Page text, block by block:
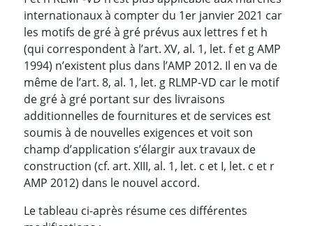
internationaux à compter du 1er janvier 2021 car
les motifs de gré à gré prévus aux lettres f et h
(qui correspondent à l’art. XV, al. 1, let. f et g AMP
1994) n’existent plus dans l’AMP 2012. Il en va de
même de l’art. 8, al. 1, let. g RLMP-VD car le motif
de gré à gré portant sur des livraisons
additionnelles de fournitures et de services est
soumis à de nouvelles exigences et voit son
champ d’application s’élargir aux travaux de
construction (cf. art. XIII, al. 1, let. c et I, let. c et r
AMP 2012) dans le nouvel accord.
Le tableau ci-après résume ces différentes